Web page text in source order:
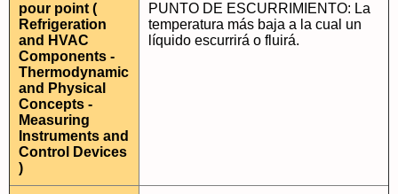
pour point (
Refrigeration
and HVAC
Components -
Thermodynamic
and Physical
Concepts -
Measuring
Instruments and
Control Devices
)
PUNTO DE ESCURRIMIENTO: La
temperatura más baja a la cual un
líquido escurrirá o fluirá.